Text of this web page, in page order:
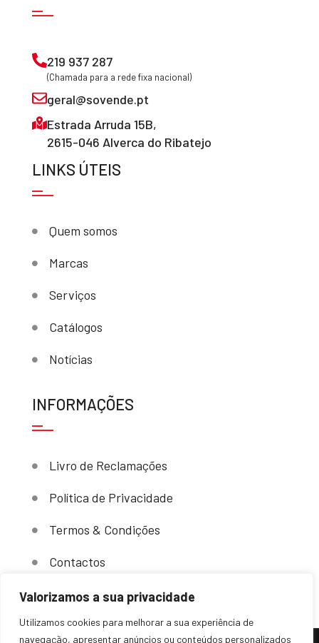
Valorizamos a sua privacidade
Utilizamos cookies para melhorar a sua experiência de
navegação, apresentar anúncios ou conteúdos personalizados
219 937 287
(Chamada para a rede fixa nacional)
geral@sovende.pt
Estrada Arruda 15B,
2615-046 Alverca do Ribatejo
LINKS ÚTEIS
Quem somos
Marcas
Serviços
Catálogos
Notícias
INFORMAÇÕES
Livro de Reclamações
Política de Privacidade
Termos & Condições
Contactos